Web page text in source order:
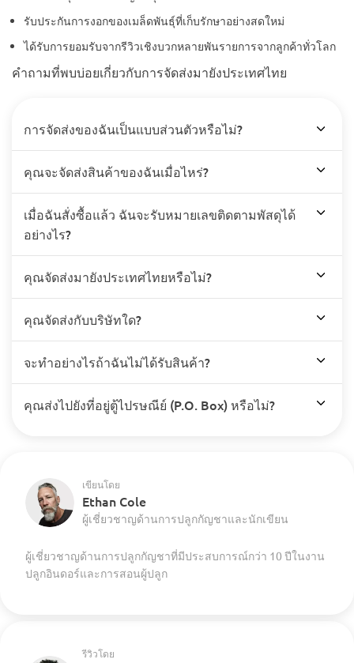
รับประกันการงอกของเมล็ดพันธุ์ที่เก็บรักษาอย่างสดใหม่
ได้รับการยอมรับจากรีวิวเชิงบวกหลายพันรายการจากลูกค้าทั่วโลก
คำถามที่พบบ่อยเกี่ยวกับการจัดส่งมายังประเทศไทย
การจัดส่งของฉันเป็นแบบส่วนตัวหรือไม่?
คุณจะจัดส่งสินค้าของฉันเมื่อไหร่?
เมื่อฉันสั่งซื้อแล้ว ฉันจะรับหมายเลขติดตามพัสดุได้
อย่างไร?
คุณจัดส่งมายังประเทศไทยหรือไม่?
คุณจัดส่งกับบริษัทใด?
จะทำอย่างไรถ้าฉันไม่ได้รับสินค้า?
คุณส่งไปยังที่อยู่ตู้ไปรษณีย์ (P.O. Box) หรือไม่?
เขียนโดย
Ethan Cole
ผู้เชี่ยวชาญด้านการปลูกกัญชาและนักเขียน
ผู้เชี่ยวชาญด้านการปลูกกัญชาที่มีประสบการณ์กว่า 10 ปีในงาน
ปลูกอินดอร์และการสอนผู้ปลูก
รีวิวโดย